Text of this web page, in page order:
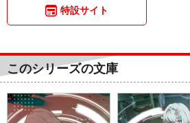
特設サイト
このシリーズの文庫